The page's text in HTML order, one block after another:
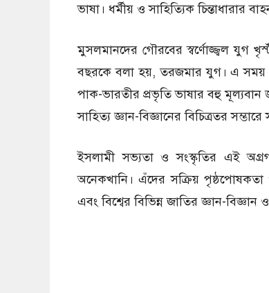
ভাষা। ধর্মীয় ও সাহিত্যিক চিন্তাধারার
মুসলমানদের গৌরবের স্বর্ণোজ্জ্বল যুগ
বছরকে বলা হয়, তরজমার যুগ। এ সময়
পাক-ভারতীর প্রভৃতি ভাষার বহু মূল্যবান
সাহিত্য জ্ঞান-বিজ্ঞানের বিচিত্রতর
ইসলামী সভ্যতা ও সংস্কৃতির এই
অনেকখানি। এঁদের সক্রিয়
এবং বিশ্বের বিভিন্ন জাতির জ্ঞান-